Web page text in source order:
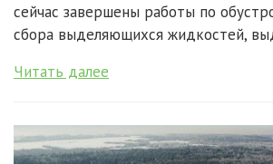
сейчас завершены работы по
сбора выделяющихся жидкостей,
Читать далее